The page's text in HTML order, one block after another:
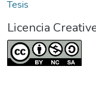
Tesis
Licencia